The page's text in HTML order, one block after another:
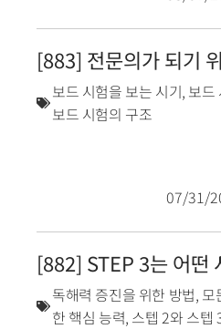
[883] 전문의가 되기
보드 시험을 보는 시기, 보드
보드 시험의 구조
07/31/
[882] STEP 3는 어떤
독해력 증진을 위한 방법, 모
한 핵심 능력, 스텝 2와 스텝